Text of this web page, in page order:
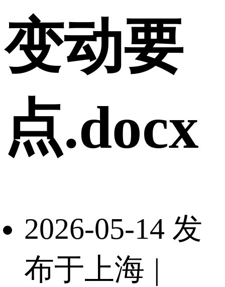
变动要
点.docx
2026-05-14 发
布于上海 |